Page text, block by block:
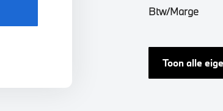
Btw/Marge
Toon alle